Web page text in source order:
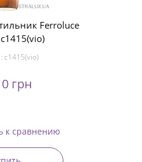
Ferroluce
c1415(vio)
грн
к сравнению